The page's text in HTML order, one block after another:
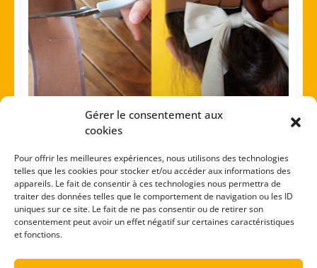
Gérer le consentement aux
cookies
Pour offrir les meilleures expériences, nous utilisons des technologies
telles que les cookies pour stocker et/ou accéder aux informations des
appareils. Le fait de consentir à ces technologies nous permettra de
traiter des données telles que le comportement de navigation ou les ID
uniques sur ce site. Le fait de ne pas consentir ou de retirer son
consentement peut avoir un effet négatif sur certaines caractéristiques
et fonctions.
Maintenant trouve lecran à ta tailleet insère
les languettes l’une dans l’autre. Bravo,te voici
couronné!
Télécharge la fiche